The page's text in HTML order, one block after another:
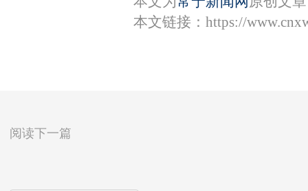
本文链接： https://
阅读下一篇